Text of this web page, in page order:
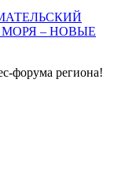
– НОВЫЕ
форума региона!